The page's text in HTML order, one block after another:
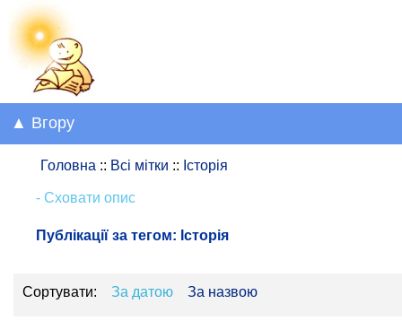
▲ Вгору
Головна :: Всі мітки :: Історія
- Сховати опис
Публікації за тегом: Історія
Сортувати: За датою За назвою